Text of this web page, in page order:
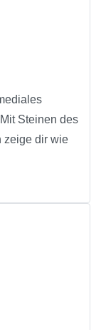
Steinen des
zeige dir wie